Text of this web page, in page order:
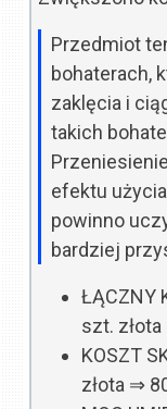
Przedmiot
bohaterach,
zaklęcia i
takich
efektu
powinno
bardziej
ŁĄCZNY
szt. złota
KOSZT
złota ⇒